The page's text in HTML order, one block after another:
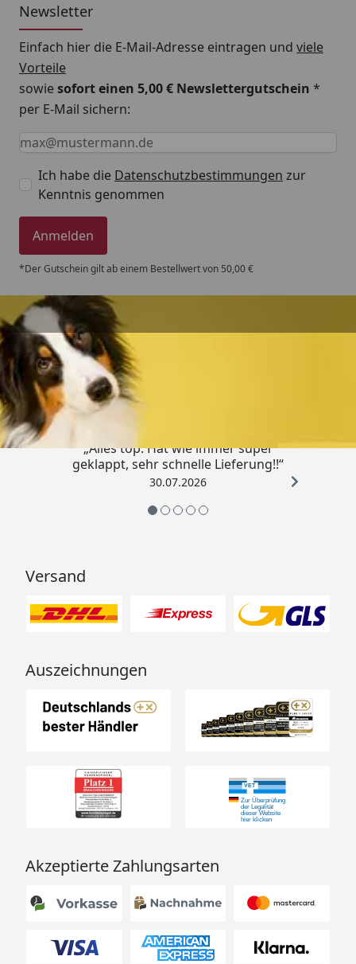
Newsletter
Einfach hier die E-Mail-Adresse eintragen und viele
Vorteile
sowiesofort einen 5,00 € Newslettergutschein *
per E-Mail sichern:
Keine Eingabe erforderlich
Eingabe erforderlich
E-Mail *
Ich habe die Datenschutzbestimmungen zur
Kenntnis genommen
Anmelden
*Der Gutschein gilt ab einem Bestellwert von 50,00 €
Trusted Shops
„Alles top. Hat wie immer super
geklappt, sehr schnelle Lieferung!!“
30.07.2026
Versand
Auszeichnungen
Akzeptierte Zahlungsarten